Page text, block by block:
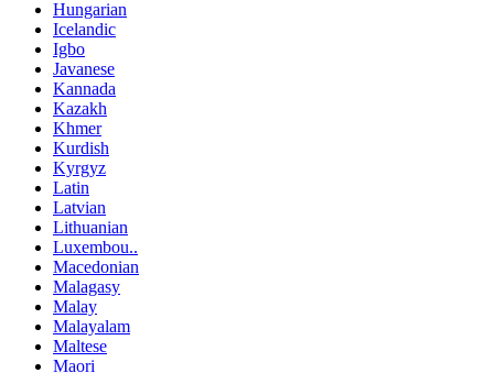
Hungarian
Icelandic
Igbo
Javanese
Kannada
Kazakh
Khmer
Kurdish
Kyrgyz
Latin
Latvian
Lithuanian
Luxembou..
Macedonian
Malagasy
Malay
Malayalam
Maltese
Maori